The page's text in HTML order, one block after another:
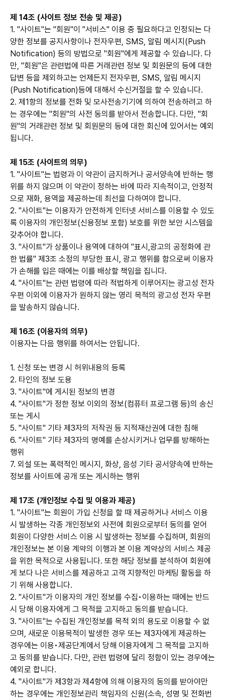
제 14조 (사이트 정보 전송 및 제공)
1. "사이트"는 "회원"이 "서비스" 이용 중 필요하다고 인정되는 다
양한 정보를 공지사항이나 전자우편, SMS, 알림 메시지(Push
Notification) 등의 방법으로 "회원"에게 제공할 수 있습니다. 다
만, "회원"은 관련법에 따른 거래관련 정보 및 회원문의 등에 대한
답변 등을 제외하고는 언제든지 전자우편, SMS, 알림 메시지
(Push Notification)등에 대해서 수신거절을 할 수 있습니다.
2. 제1항의 정보를 전화 및 모사전송기기에 의하여 전송하려고 하
는 경우에는 "회원"의 사전 동의를 받아서 전송합니다. 다만, "회
원"의 거래관련 정보 및 회원문의 등에 대한 회신에 있어서는 예외
됩니다.
제 15조 (사이트의 의무)
1. "사이트"는 법령과 이 약관이 금지하거나 공서양속에 반하는 행
위를 하지 않으며 이 약관이 정하는 바에 따라 지속적이고, 안정적
으로 재화, 용역을 제공하는데 최선을 다하여야 합니다.
2. "사이트"는 이용자가 안전하게 인터넷 서비스를 이용할 수 있도
록 이용자의 개인정보(신용정보 포함) 보호를 위한 보안 시스템을
갖추어야 합니다.
3. "사이트"가 상품이나 용역에 대하여 "표시,광고의 공정화에 관
한 법률" 제3조 소정의 부당한 표시, 광고 행위를 함으로써 이용자
가 손해를 입은 때에는 이를 배상할 책임을 집니다.
4. "사이트"는 관련 법령에 따라 적법하게 이루어지는 광고성 전자
우편 이외에 이용자가 원하지 않는 영리 목적의 광고성 전자 우편
을 발송하지 않습니다.
제 16조 (이용자의 의무)
이용자는 다음 행위를 하여서는 안됩니다.
1. 신청 또는 변경 시 허위내용의 등록
2. 타인의 정보 도용
3. "사이트"에 게시된 정보의 변경
4. "사이트"가 정한 정보 이외의 정보(컴퓨터 프로그램 등)의 송신
또는 게시
5. "사이트" 기타 제3자의 저작권 등 지적재산권에 대한 침해
6. "사이트" 기타 제3자의 명예를 손상시키거나 업무를 방해하는
행위
7. 외설 또는 폭력적인 메시지, 화상, 음성 기타 공서양속에 반하는
정보를 사이트에 공개 또는 게시하는 행위
제 17조 (개인정보 수집 및 이용과 제공)
1. "사이트"는 회원이 가입 신청을 할 때 제공하거나 서비스 이용
시 발생하는 각종 개인정보외 사전에 회원으로부터 동의를 얻어
회원이 다양한 서비스 이용 시 발생하는 정보를 수집하며, 회원의
개인정보는 본 이용 계약의 이행과 본 이용 계약상의 서비스 제공
을 위한 목적으로 사용됩니다. 또한 해당 정보를 분석하여 회원에
게 보다 나은 서비스를 제공하고 고객 지향적인 마케팅 활동을 하
기 위해 사용합니다.
2. "사이트"가 이용자의 개인 정보를 수집•이용하는 때에는 반드
시 당해 이용자에게 그 목적을 고지하고 동의를 받습니다.
3. "사이트"는 수집된 개인정보를 목적 외의 용도로 이용할 수 없
으며, 새로운 이용목적이 발생한 경우 또는 제3자에게 제공하는
경우에는 이용•제공단계에서 당해 이용자에게 그 목적을 고지하
고 동의를 받습니다. 다만, 관련 법령에 달리 정함이 있는 경우에는
예외로 합니다.
4. "사이트"가 제3항과 제4항에 의해 이용자의 동의를 받아야만
하는 경우에는 개인정보관리 책임자의 신원(소속, 성명 및 전화번